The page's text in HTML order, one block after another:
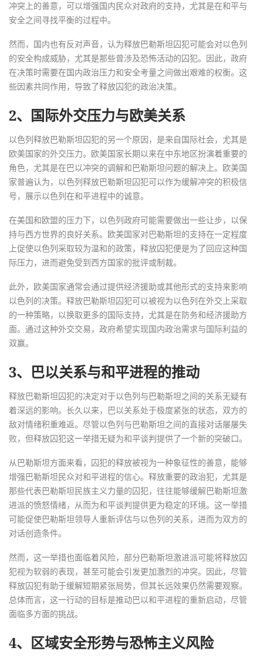
冲突上的善意，可以增强国内民众对政府的支持，尤其是在和平与
安全之间寻找平衡的过程中。
然而，国内也有反对声音，认为释放巴勒斯坦囚犯可能会对以色列
的安全构成威胁，尤其是那些曾涉及恐怖活动的囚犯。因此，政府
在决策时需要在国内政治压力和安全考量之间做出艰难的权衡。这
些因素共同作用，导致了释放囚犯的政治决策。
2、国际外交压力与欧美关系
以色列释放巴勒斯坦囚犯的另一个原因，是来自国际社会，尤其是
欧美国家的外交压力。欧美国家长期以来在中东地区扮演着重要的
角色，尤其是在巴以冲突的调解和巴勒斯坦问题的解决上。欧美国
家普遍认为，以色列释放巴勒斯坦囚犯可以作为缓解冲突的积极信
号，展示以色列在和平进程中的诚意。
在美国和欧盟的压力下，以色列政府可能需要做出一些让步，以保
持与西方世界的良好关系。欧美国家对巴勒斯坦的支持在一定程度
上促使以色列采取较为温和的政策，释放囚犯便是为了回应这种国
际压力，进而避免受到西方国家的批评或制裁。
此外，欧美国家通常会通过提供经济援助或其他形式的支持来影响
以色列的决策。释放巴勒斯坦囚犯可以被视为以色列在外交上采取
的一种策略，以换取更多的国际支持，尤其是在防务和经济援助方
面。通过这种外交交易，政府希望实现国内政治需求与国际利益的
双赢。
3、巴以关系与和平进程的推动
释放巴勒斯坦囚犯的决定对于以色列与巴勒斯坦之间的关系无疑有
着深远的影响。长久以来，巴以关系处于极度紧张的状态，双方的
敌对情绪积重难返。尽管以色列与巴勒斯坦之间的直接对话屡屡失
败，但释放囚犯这一举措无疑为和平谈判提供了一个新的突破口。
从巴勒斯坦方面来看，囚犯的释放被视为一种象征性的善意，能够
增强巴勒斯坦民众对和平进程的信心。释放重要的政治犯，尤其是
那些代表巴勒斯坦民族主义力量的囚犯，往往能够缓解巴勒斯坦激
进派的愤怒情绪，从而为和平谈判提供更为稳定的环境。这一举措
可能促使巴勒斯坦领导人重新评估与以色列的关系，进而为双方的
对话创造条件。
然而，这一举措也面临着风险，部分巴勒斯坦激进派可能将释放囚
犯视为软弱的表现，甚至可能会引发更加激烈的冲突。因此，尽管
释放囚犯有助于缓解短期紧张局势，但其长远效果仍然需要观察。
总体而言，这一行动的目标是推动巴以和平进程的重新启动，尽管
面临多方面的挑战。
4、区域安全形势与恐怖主义风险